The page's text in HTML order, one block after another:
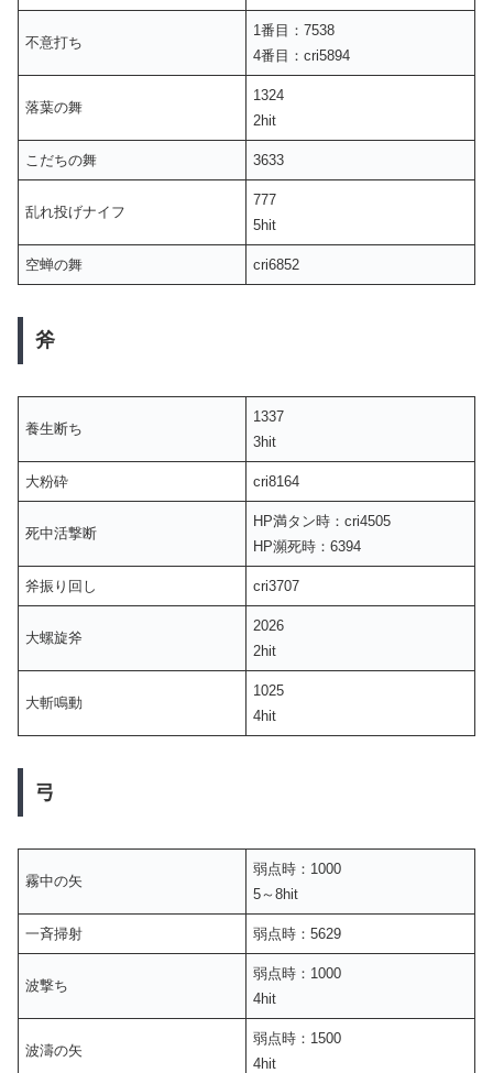
不意打ち
1番目：7538
4番目：cri5894
落葉の舞
1324
2hit
こだちの舞 3633
乱れ投げナイフ
777
5hit
空蝉の舞 cri6852
斧
養生断ち
1337
3hit
大粉砕 cri8164
死中活撃断
HP満タン時：cri4505
HP瀕死時：6394
斧振り回し cri3707
大螺旋斧
2026
2hit
大斬鳴動
1025
4hit
弓
霧中の矢
弱点時：1000
5～8hit
一斉掃射 弱点時：5629
波撃ち
弱点時：1000
4hit
波濤の矢
弱点時：1500
4hit